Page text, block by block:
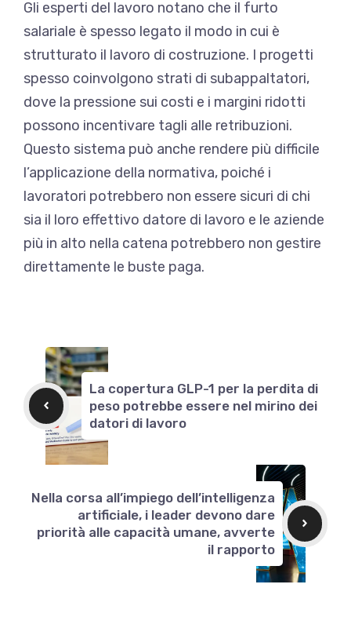
Gli esperti del lavoro notano che il furto
salariale è spesso legato il modo in cui è
strutturato il lavoro di costruzione. I progetti
spesso coinvolgono strati di subappaltatori,
dove la pressione sui costi e i margini ridotti
possono incentivare tagli alle retribuzioni.
Questo sistema può anche rendere più difficile
l’applicazione della normativa, poiché i
lavoratori potrebbero non essere sicuri di chi
sia il loro effettivo datore di lavoro e le aziende
più in alto nella catena potrebbero non gestire
direttamente le buste paga.
La copertura GLP-1 per la perdita di
peso potrebbe essere nel mirino dei
datori di lavoro
Nella corsa all’impiego dell’intelligenza
artificiale, i leader devono dare
priorità alle capacità umane, avverte
il rapporto